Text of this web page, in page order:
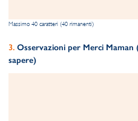
Massimo 40 caratteri (40 rimanenti)
Osservazioni per Merci Maman
sapere)